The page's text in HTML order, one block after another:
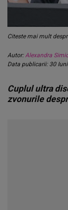
Citeste mai mult
Autor:Alexandra
Data publicarii: 30
Cuplul ultra
zvonurile